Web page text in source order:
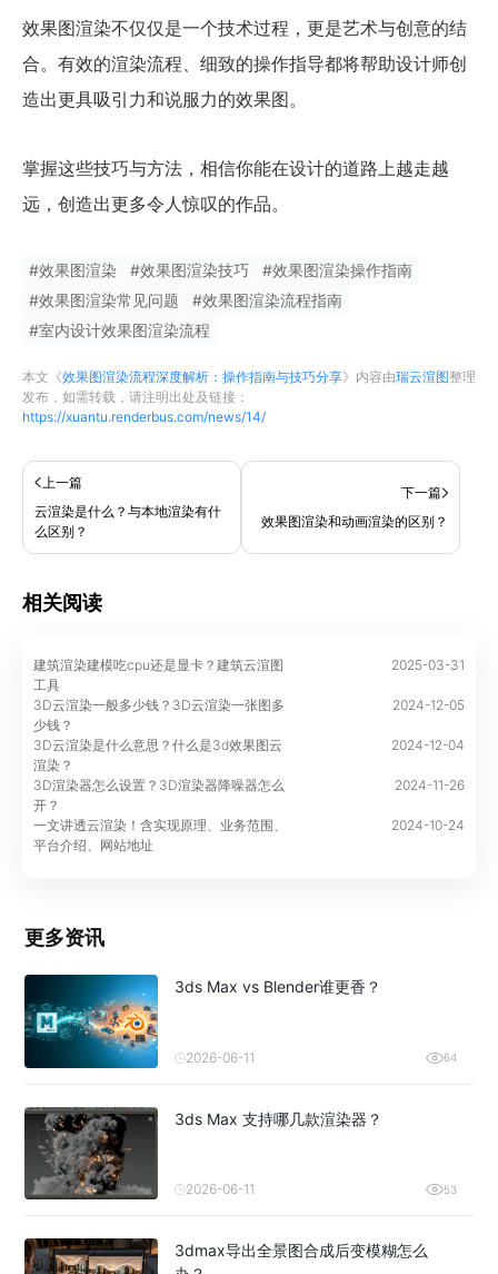
效果图渲染不仅仅是一个技术过程，更是艺术与创意的结
合。有效的渲染流程、细致的操作指导都将帮助设计师创
造出更具吸引力和说服力的效果图。
掌握这些技巧与方法，相信你能在设计的道路上越走越
远，创造出更多令人惊叹的作品。
#效果图渲染 #效果图渲染技巧 #效果图渲染操作指南
#效果图渲染常见问题 #效果图渲染流程指南
#室内设计效果图渲染流程
本文《效果图渲染流程深度解析：操作指南与技巧分享》内容由瑞云渲图整理
发布，如需转载，请注明出处及链接：
https://xuantu.renderbus.com/news/14/
上一篇
云渲染是什么？与本地渲染有什
么区别？
下一篇
效果图渲染和动画渲染的区别？
相关阅读
建筑渲染建模吃cpu还是显卡？建筑云渲图
工具
2025-03-31
3D云渲染一般多少钱？3D云渲染一张图多
少钱？
2024-12-05
3D云渲染是什么意思？什么是3d效果图云
渲染？
2024-12-04
3D渲染器怎么设置？3D渲染器降噪器怎么
开？
2024-11-26
一文讲透云渲染！含实现原理、业务范围、
平台介绍、网站地址
2024-10-24
更多资讯
3ds Max vs Blender谁更香？
2026-06-11 64
3ds Max 支持哪几款渲染器？
2026-06-11 53
3dmax导出全景图合成后变模糊怎么